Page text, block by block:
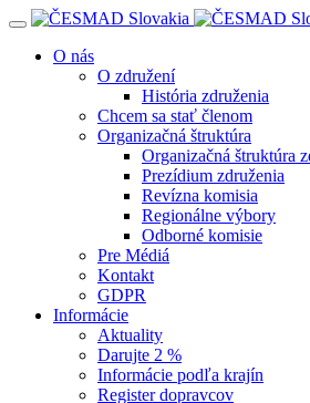
Navigácia
O nás
O združení
História združenia
Chcem sa stať členom
Organizačná štruktúra
Organizačná štruktúra
Prezídium združenia
Revízna komisia
Regionálne výbory
Odborné komisie
Pre Médiá
Kontakt
GDPR
Informácie
Aktuality
Darujte 2 %
Informácie podľa krajín
Register dopravcov